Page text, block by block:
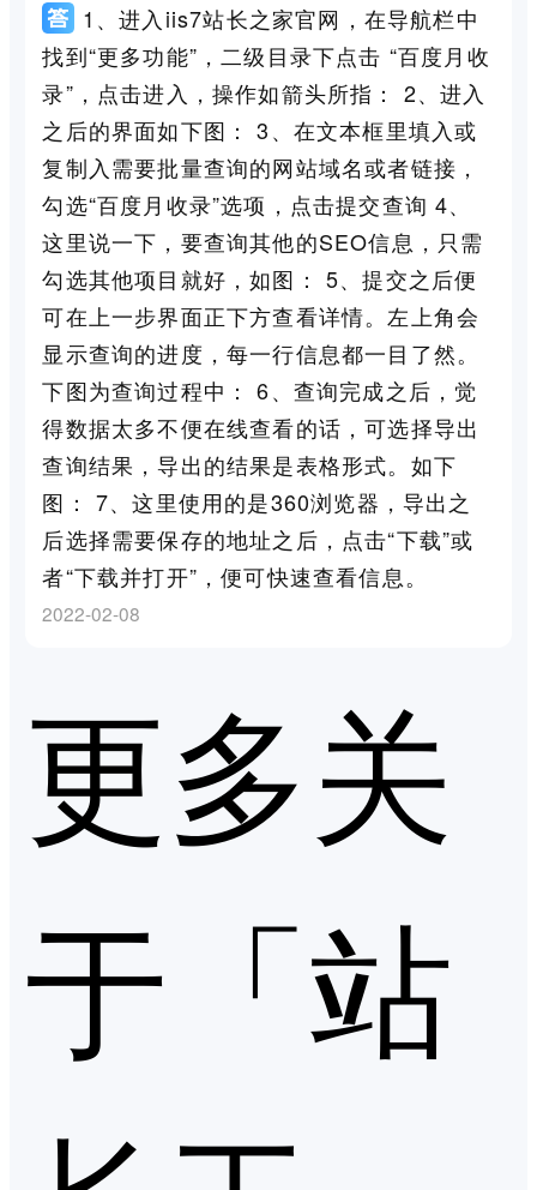
1、进入iis7站长之家官网，在导航栏中
找到“更多功能”，二级目录下点击 “百度月收
录”，点击进入，操作如箭头所指： 2、进入
之后的界面如下图： 3、在文本框里填入或
复制入需要批量查询的网站域名或者链接，
勾选“百度月收录”选项，点击提交查询 4、
这里说一下，要查询其他的SEO信息，只需
勾选其他项目就好，如图： 5、提交之后便
可在上一步界面正下方查看详情。左上角会
显示查询的进度，每一行信息都一目了然。
下图为查询过程中： 6、查询完成之后，觉
得数据太多不便在线查看的话，可选择导出
查询结果，导出的结果是表格形式。如下
图： 7、这里使用的是360浏览器，导出之
后选择需要保存的地址之后，点击“下载”或
者“下载并打开”，便可快速查看信息。
2022-02-08
更多关
于「站